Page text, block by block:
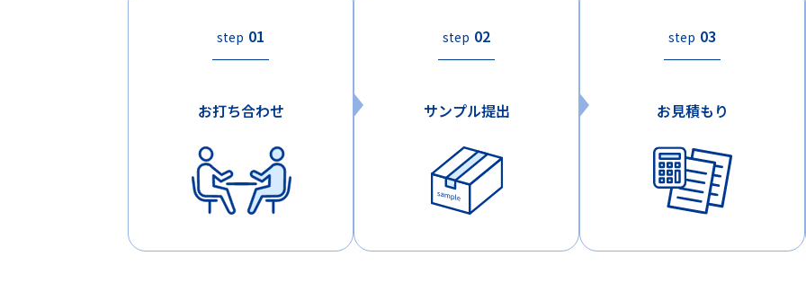
step 01
お打ち合わせ
step 02
サンプル提出
step 03
お見積もり